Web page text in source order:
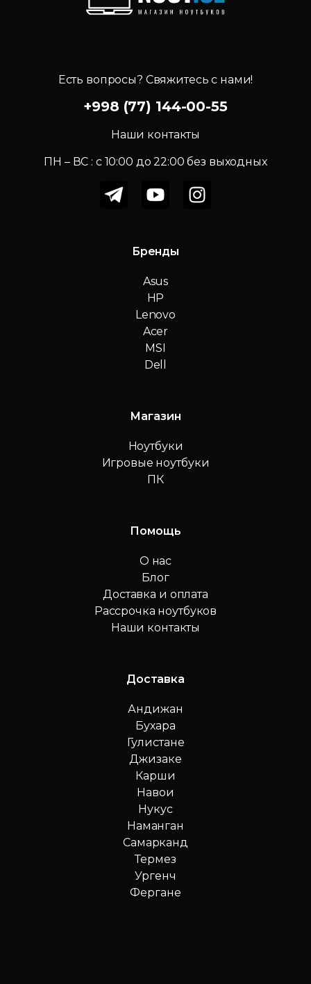
Есть вопросы? Свяжитесь с нами!
+998 (77) 144-00-55
Наши контакты
ПН – ВС : c 10:00 до 22:00 без выходных
Бренды
Asus
HP
Lenovo
Acer
MSI
Dell
Магазин
Ноутбуки
Игровые ноутбуки
ПК
Помощь
О нас
Блог
Доставка и оплата
Рассрочка ноутбуков
Наши контакты
Доставка
Андижан
Бухара
Гулистане
Джизаке
Карши
Навои
Нукус
Наманган
Самарканд
Термез
Ургенч
Фергане